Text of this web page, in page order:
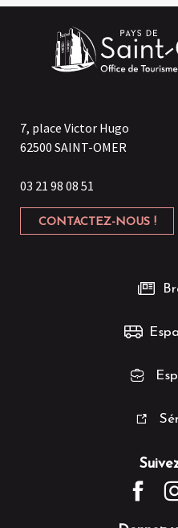
7, place Victor Hugo
62500 SAINT-OMER
03 21 98 08 51
CONTACTEZ-NOUS !